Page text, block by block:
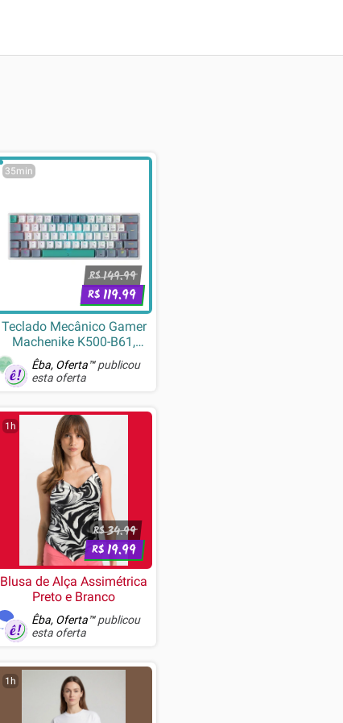
35min
R$149.99
R$119.99
Teclado Mecânico Gamer
Machenike K500-B61,
Switch Huano Brown,
ABNT, Branco - K500-
Êba, Oferta™publicou
esta oferta
1h
R$34.99
R$19.99
Blusa de Alça Assimétrica
Preto e Branco
Êba, Oferta™publicou
esta oferta
1h